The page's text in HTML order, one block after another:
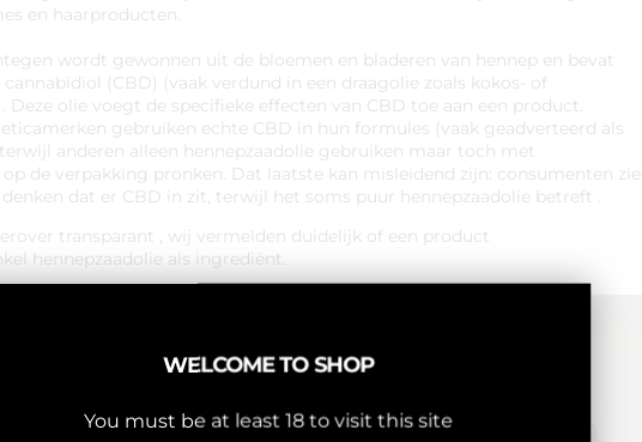
en haarproducten.
wordt gewonnen uit de bloemen en bladeren van hennep en bevat
(CBD) (vaak verdund in een draagolie zoals kokos- of
Deze olie voegt de specifieke effecten van CBD toe aan een product.
gebruiken echte CBD in hun formules (vaak geadverteerd als
terwijl anderen alleen hennepzaadolie gebruiken maar toch met
de verpakking pronken. Dat laatste kan misleidend zijn: consumenten
dat er CBD in zit, terwijl het soms puur hennepzaadolie betreft .
transparant , wij vermelden duidelijk of een product
hennepzaadolie als ingrediënt.
WELCOME TO SHOP
You must be at least 18 to visit this site